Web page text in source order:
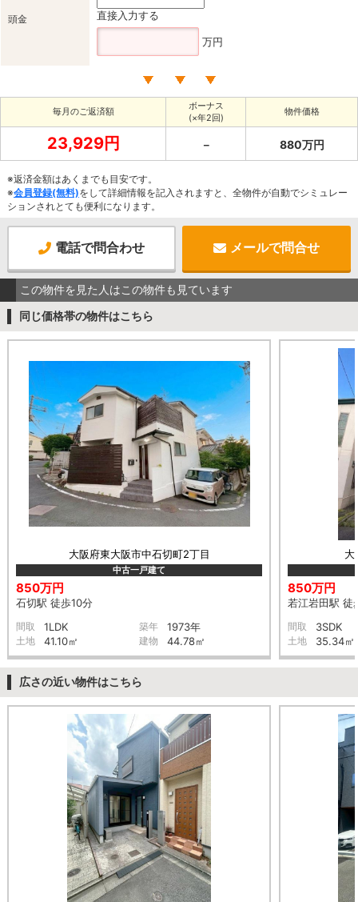
頭金 直接入力する
万円
毎月のご返済額
ボーナス
(×年2回)
物件価格
23,929円 － 880万円
※返済金額はあくまでも目安です。
※会員登録(無料)をして詳細情報を記入されますと、全物件が自動でシミュレー
ションされとても便利になります。
電話で問合わせ メールで問合せ
この物件を見た人はこの物件も見ています
同じ価格帯の物件はこちら
大阪府東大阪市中石切町2丁目
中古一戸建て
850万円
石切駅 徒歩10分
間取 1LDK 築年 1973年
土地 41.10㎡ 建物 44.78㎡
大
850万円
若江岩田駅 徒
間取 3SDK
土地 35.34㎡
広さの近い物件はこちら